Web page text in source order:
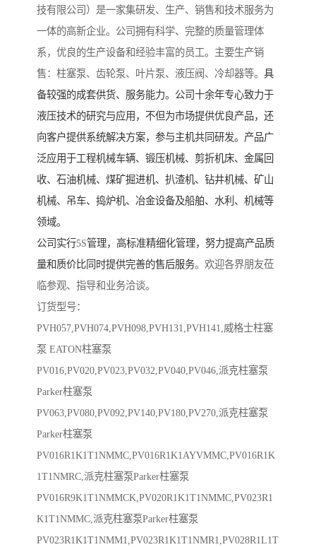
技有限公司）是一家集研发、生产、销售和技术服务为
一体的高新企业。公司拥有科学、完整的质量管理体
系，优良的生产设备和经验丰富的员工。主要生产销
售：柱塞泵、齿轮泵、叶片泵、液压阀、冷却器等。 具
备较强的成套供货、服务能力。公司十余年专心致力于
液压技术的研究与应用，不但为市场提供优良产品，还
向客户提供系统解决方案，参与主机共同研发。产品广
泛应用于工程机械车辆、锻压机械、剪折机床、金属回
收、石油机械、煤矿掘进机、扒渣机、钻井机械、矿山
机械、吊车、捣炉机、冶金设备及船舶、水利、机械等
领域。
公司实行5S管理，高标准精细化管理，努力提高产品质
量和质价比同时提供完善的售后服务。欢迎各界朋友莅
临参观、指导和业务洽谈。
订货型号：
PVH057,PVH074,PVH098,PVH131,PVH141,威格士柱塞
泵 EATON柱塞泵
PV016,PV020,PV023,PV032,PV040,PV046,派克柱塞泵
Parker柱塞泵
PV063,PV080,PV092,PV140,PV180,PV270,派克柱塞泵
Parker柱塞泵
PV016R1K1T1NMMC,PV016R1K1AYVMMC,PV016R1K
1T1NMRC,派克柱塞泵Parker柱塞泵
PV016R9K1T1NMMCK,PV020R1K1T1NMMC,PV023R1
K1T1NMMC,派克柱塞泵Parker柱塞泵
PV023R1K1T1NMM1,PV023R1K1T1NMR1,PV028R1L1T